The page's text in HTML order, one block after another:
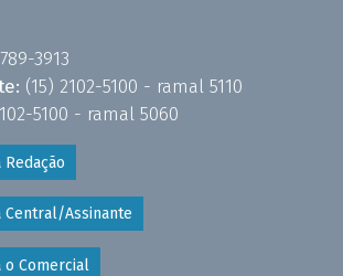
3913
(15) 2102-5100 - ramal 5110
5100 - ramal 5060
Central/Assinante
o Comercial